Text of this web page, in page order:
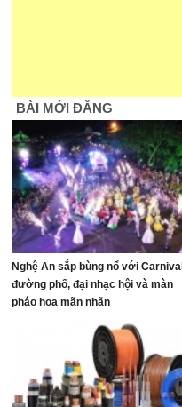
BÀI MỚI ĐĂNG
Nghệ An sắp bùng nổ với Carnival
đường phố, đại nhạc hội và màn
pháo hoa mãn nhãn